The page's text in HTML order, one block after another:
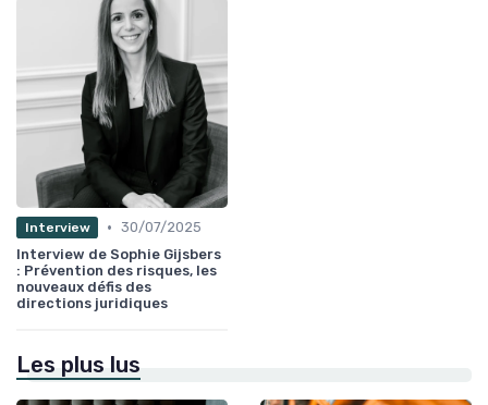
Interview • 30/07/2025
Interview de Sophie Gijsbers
: Prévention des risques, les
nouveaux défis des
directions juridiques
Les plus lus